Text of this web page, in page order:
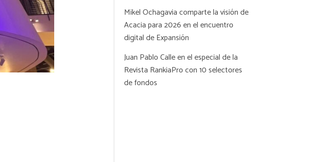
Mikel Ochagavia comparte la visión de
Acacia para 2026 en el encuentro
digital de Expansión
Juan Pablo Calle en el especial de la
Revista RankiaPro con 10 selectores
de fondos